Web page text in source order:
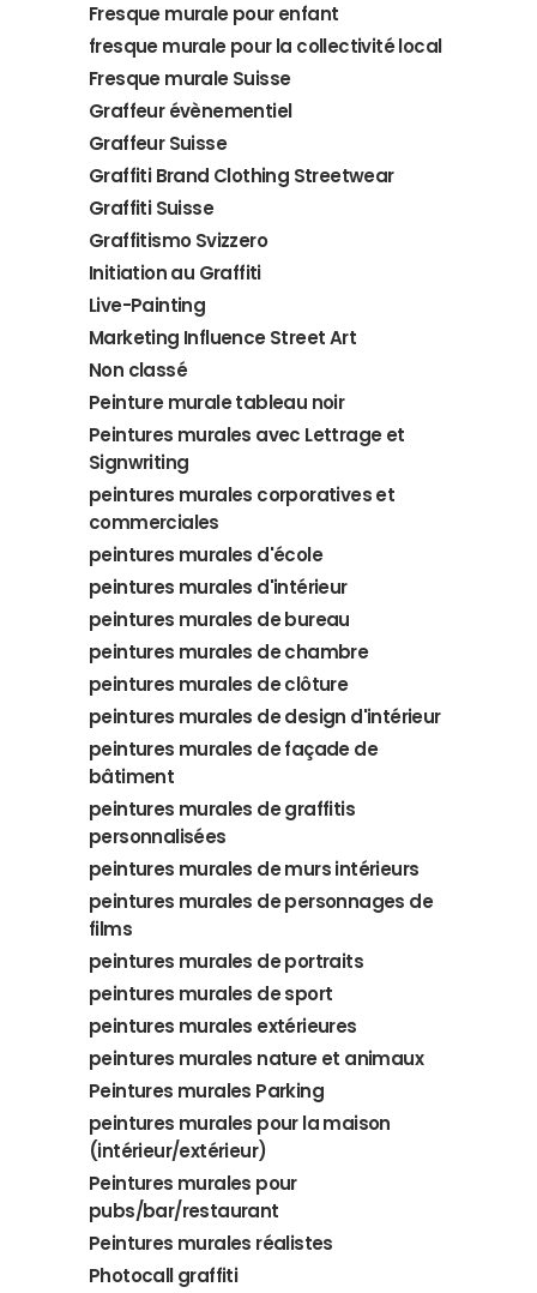
Fresque murale pour enfant
fresque murale pour la collectivité local
Fresque murale Suisse
Graffeur évènementiel
Graffeur Suisse
Graffiti Brand Clothing Streetwear
Graffiti Suisse
Graffitismo Svizzero
Initiation au Graffiti
Live-Painting
Marketing Influence Street Art
Non classé
Peinture murale tableau noir
Peintures murales avec Lettrage et
Signwriting
peintures murales corporatives et
commerciales
peintures murales d'école
peintures murales d'intérieur
peintures murales de bureau
peintures murales de chambre
peintures murales de clôture
peintures murales de design d'intérieur
peintures murales de façade de
bâtiment
peintures murales de graffitis
personnalisées
peintures murales de murs intérieurs
peintures murales de personnages de
films
peintures murales de portraits
peintures murales de sport
peintures murales extérieures
peintures murales nature et animaux
Peintures murales Parking
peintures murales pour la maison
(intérieur/extérieur)
Peintures murales pour
pubs/bar/restaurant
Peintures murales réalistes
Photocall graffiti